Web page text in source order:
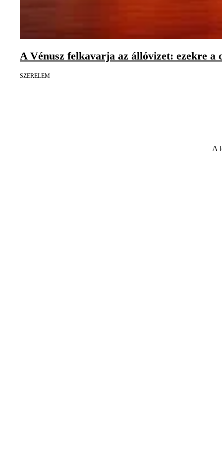
A Vénusz felkavarja az állóvizet: ezekre
SZERELEM
A